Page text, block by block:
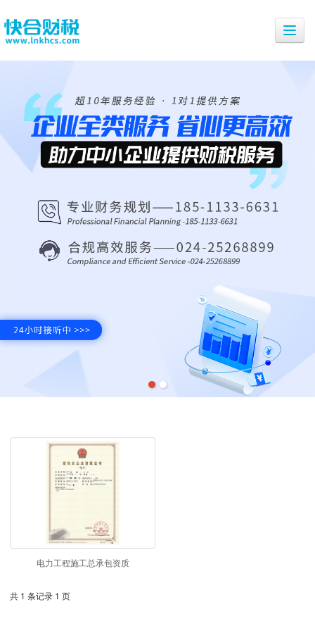
电力工程施工总承包资质
共 1 条记录 1 页